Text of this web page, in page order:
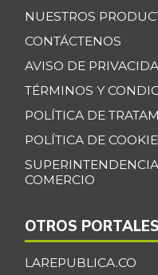
NUESTROS
CONTÁCTENOS
AVISO DE
TÉRMINOS Y
POLÍTICA DE
POLÍTICA DE
COMERCIO
OTROS PORTALES
LAREPUBLICA.CO